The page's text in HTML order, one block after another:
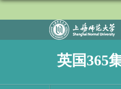
英国365